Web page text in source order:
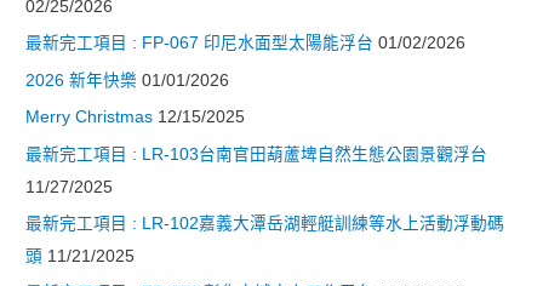
02/25/2026
最新完工項目 : FP-067 印尼水面型太陽能浮台 01/02/2026
2026 新年快樂 01/01/2026
Merry Christmas 12/15/2025
最新完工項目 : LR-103台南官田葫蘆埤自然生態公園景觀浮台
11/27/2025
最新完工項目 : LR-102嘉義大潭岳湖輕艇訓練等水上活動浮動碼
頭 11/21/2025